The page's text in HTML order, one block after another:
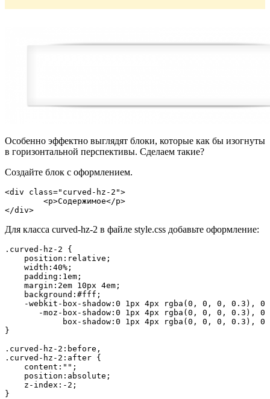
Особенно эффектно выглядят блоки, которые как бы изогнуты
в горизонтальной перспективы. Сделаем такие?
Создайте блок с оформлением.
<div class="curved-hz-2">
        <p>Содержимое</p>
Для класса curved-hz-2 в файле style.css добавьте оформление:
.curved-hz-2 {
    position:relative;
    width:40%;
    padding:1em;
    margin:2em 10px 4em;
    background:#fff;
-webkit-box-shadow:0 1px 4px rgba(0, 0, 0, 0.3),
-moz-box-shadow:0 1px 4px rgba(0, 0, 0, 0.3),
box-shadow:0 1px 4px rgba(0, 0, 0, 0.3),
}
.curved-hz-2:before,
.curved-hz-2:after {
    content:"";
    position:absolute;
    z-index:-2;
}